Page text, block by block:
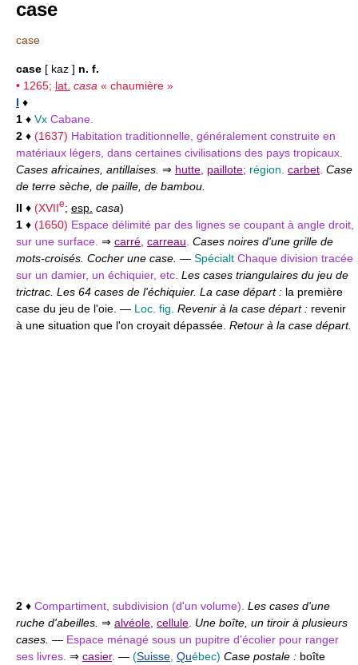
case
case
case [ kaz ] n. f.
• 1265; lat. casa « chaumière »
I ♦
1 ♦ Vx Cabane.
2 ♦ (1637) Habitation traditionnelle, généralement construite en
matériaux légers, dans certaines civilisations des pays tropicaux.
Cases africaines, antillaises. ⇒ hutte paillote; région. carbet Case
de terre sèche, de paille, de bambou.
II ♦ (XVIIe; esp. casa)
1 ♦ (1650) Espace délimité par des lignes se coupant à angle droit,
sur une surface. ⇒ carré carreau Cases noires d'une grille de
mots-croisés. Cocher une case. — Spécialt Chaque division tracée
sur un damier, un échiquier, etc. Les cases triangulaires du jeu de
trictrac. Les 64 cases de l'échiquier. La case départ : la première
case du jeu de l'oie. — Loc. fig. Revenir à la case départ : revenir
à une situation que l'on croyait dépassée. Retour à la case départ.
2 ♦ Compartiment, subdivision (d'un volume). Les cases d'une
ruche d'abeilles. ⇒ alvéole cellule Une boîte, un tiroir à plusieurs
cases. — Espace ménagé sous un pupitre d'écolier pour ranger
ses livres. ⇒ casier. — (Suisse Québec) Case postale : boîte